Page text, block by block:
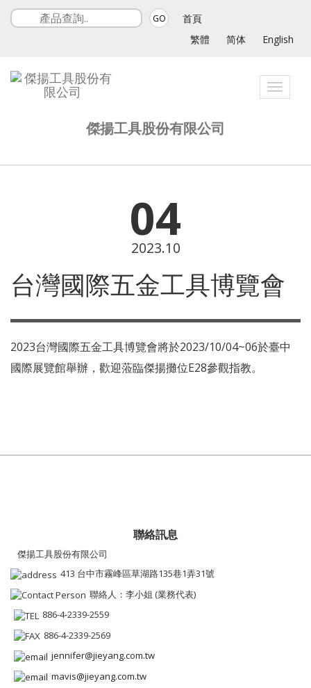
GO
首頁
繁體
简体 English
Toggle
傑揚工具股份有限公司
04
2023.10
台灣國際五金工具博覽會
2023台灣國際五金工具博覽會將於2023/10/04~06於臺中
國際展覽館舉辦，歡迎蒞臨傑揚攤位E28參觀指教。
聯絡訊息
傑揚工具股份有限公司
413 台中市霧峰區草湖路135巷1弄31號
聯絡人：李小姐 (業務代表)
886-4-2339-2559
886-4-2339-2569
jennifer@jieyang.com.tw
mavis@jieyang.com.tw